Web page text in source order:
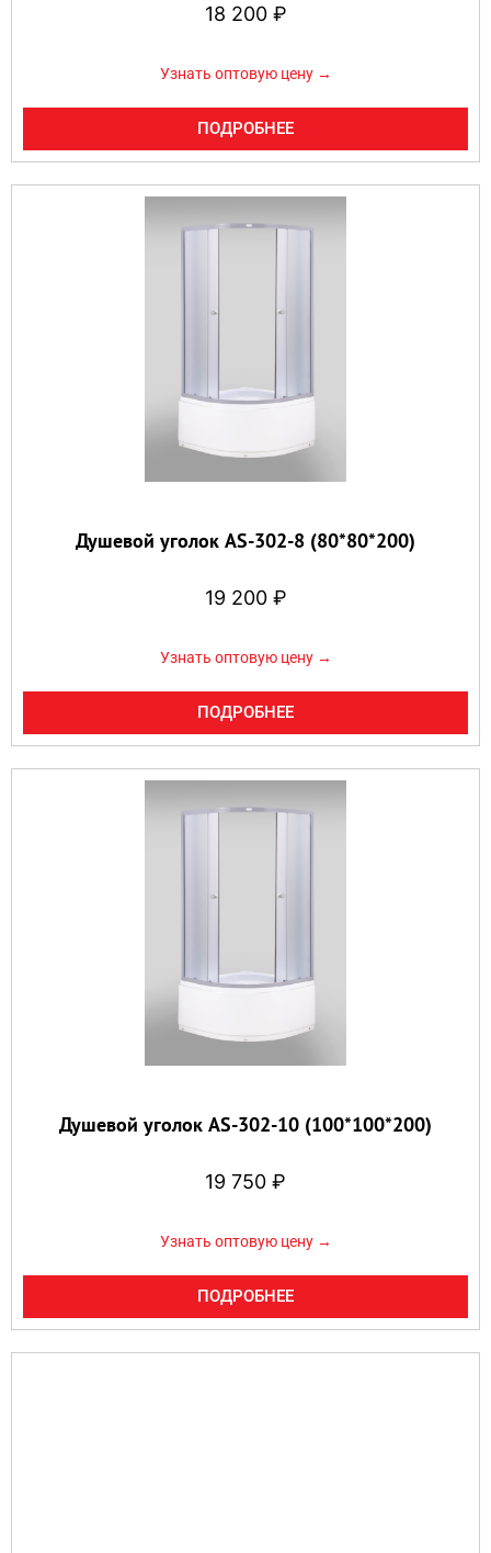
18 200 ₽
Узнать оптовую цену →
ПОДРОБНЕЕ
Душевой уголок AS-302-8 (80*80*200)
19 200 ₽
Узнать оптовую цену →
ПОДРОБНЕЕ
Душевой уголок AS-302-10 (100*100*200)
19 750 ₽
Узнать оптовую цену →
ПОДРОБНЕЕ